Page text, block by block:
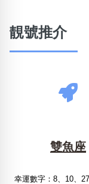
靚號推介
雙魚座
幸運數字：8、10、